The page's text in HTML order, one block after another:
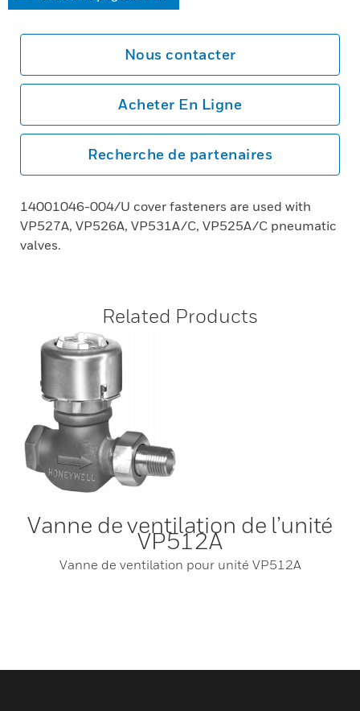
Nous contacter
Acheter En Ligne
Recherche de partenaires
14001046-004/U cover fasteners are used with
VP527A, VP526A, VP531A/C, VP525A/C pneumatic
valves.
Related Products
Vanne de ventilation de l’unité
VP512A
Vanne de ventilation pour unité VP512A